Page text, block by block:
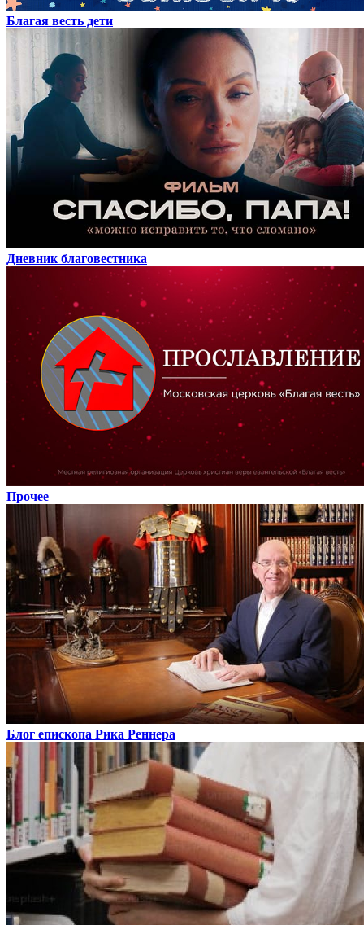
Благая весть дети
Дневник благовестника
Прочее
Блог епископа Рика Реннера